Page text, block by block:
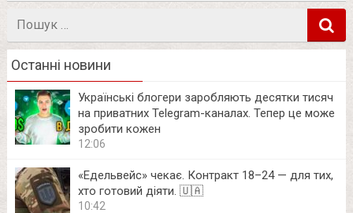
Пошук
Останні новини
Українські блогери заробляють десятки тисяч
на приватних Telegram-каналах. Тепер це може
зробити кожен
12:06
«Едельвейс» чекає. Контракт 18–24 — для тих,
хто готовий діяти. 🇺🇦
10:42